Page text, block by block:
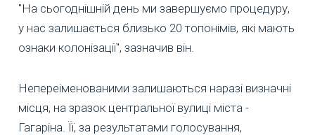
"На сьогоднішній день ми завершуємо процедуру,
у нас залишається близько 20 топонімів, які мають
ознаки колонізації", зазначив він.
Непереіменованими залишаються наразі визначні
місця, на зразок центральної вулиці міста -
Гагаріна. Її, за результатами голосування,